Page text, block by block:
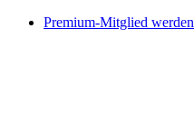
Premium-Mitglied werden